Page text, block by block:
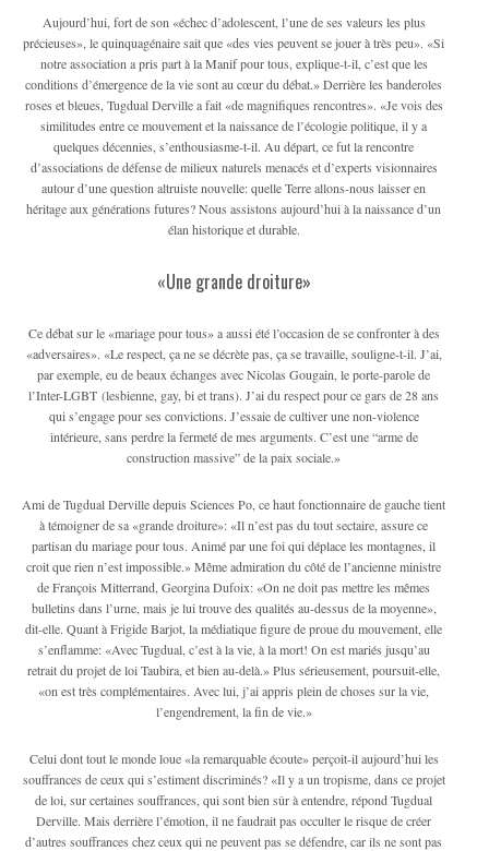
Aujourd’hui, fort de son «échec d’adolescent, l’une de ses valeurs les plus
précieuses», le quinquagénaire sait que «des vies peuvent se jouer à très peu». «Si
notre association a pris part à la Manif pour tous, explique-t-il, c’est que les
conditions d’émergence de la vie sont au cœur du débat.» Derrière les banderoles
roses et bleues, Tugdual Derville a fait «de magnifiques rencontres». «Je vois des
similitudes entre ce mouvement et la naissance de l’écologie politique, il y a
quelques décennies, s’enthousiasme-t-il. Au départ, ce fut la rencontre
d’associations de défense de milieux naturels menacés et d’experts visionnaires
autour d’une question altruiste nouvelle: quelle Terre allons-nous laisser en
héritage aux générations futures? Nous assistons aujourd’hui à la naissance d’un
élan historique et durable.
«Une grande droiture»
Ce débat sur le «mariage pour tous» a aussi été l’occasion de se confronter à des
«adversaires». «Le respect, ça ne se décrète pas, ça se travaille, souligne-t-il. J’ai,
par exemple, eu de beaux échanges avec Nicolas Gougain, le porte-parole de
l’Inter-LGBT (lesbienne, gay, bi et trans). J’ai du respect pour ce gars de 28 ans
qui s’engage pour ses convictions. J’essaie de cultiver une non-violence
intérieure, sans perdre la fermeté de mes arguments. C’est une “arme de
construction massive” de la paix sociale.»
Ami de Tugdual Derville depuis Sciences Po, ce haut fonctionnaire de gauche tient
à témoigner de sa «grande droiture»: «Il n’est pas du tout sectaire, assure ce
partisan du mariage pour tous. Animé par une foi qui déplace les montagnes, il
croit que rien n’est impossible.» Même admiration du côté de l’ancienne ministre
de François Mitterrand, Georgina Dufoix: «On ne doit pas mettre les mêmes
bulletins dans l’urne, mais je lui trouve des qualités au-dessus de la moyenne»,
dit-elle. Quant à Frigide Barjot, la médiatique figure de proue du mouvement, elle
s’enflamme: «Avec Tugdual, c’est à la vie, à la mort! On est mariés jusqu’au
retrait du projet de loi Taubira, et bien au-delà.» Plus sérieusement, poursuit-elle,
«on est très complémentaires. Avec lui, j’ai appris plein de choses sur la vie,
l’engendrement, la fin de vie.»
Celui dont tout le monde loue «la remarquable écoute» perçoit-il aujourd’hui les
souffrances de ceux qui s’estiment discriminés? «Il y a un tropisme, dans ce projet
de loi, sur certaines souffrances, qui sont bien sûr à entendre, répond Tugdual
Derville. Mais derrière l’émotion, il ne faudrait pas occulter le risque de créer
d’autres souffrances chez ceux qui ne peuvent pas se défendre, car ils ne sont pas